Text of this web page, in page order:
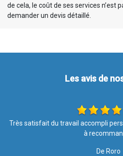
de cela, le coût de ses services n’est
demander un devis détaillé.
Les avis de
Travail soigné Très satisfaite de
sérieuse
De